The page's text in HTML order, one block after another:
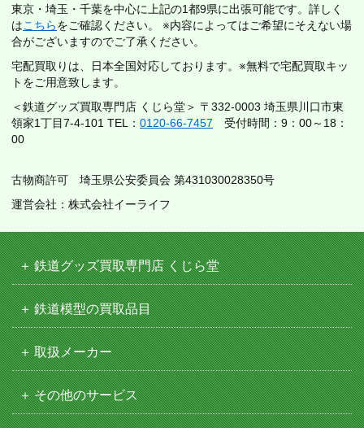
東京・埼玉・千葉を中心に上記の1都9県に出張可能です。詳しく
はこちらをご確認ください。 ※内容によってはご希望にそえない場
合がございますのでご了承ください。
宅配買取りは、日本全国対応しております。※無料で宅配買取キッ
トをご用意致します。
＜鉄道グッズ買取専門店 くじら堂＞ 〒332-0003 埼玉県川口市東
領家1丁目7-4-101 TEL： 0120-66-7457 受付時間：9：00～18：
00
古物商許可 埼玉県公安委員会 第431030028350号
運営会社：株式会社イーライフ
鉄道グッズ買取専門店 くじら堂
鉄道模型の買取品目
取扱メーカー
その他のサービス